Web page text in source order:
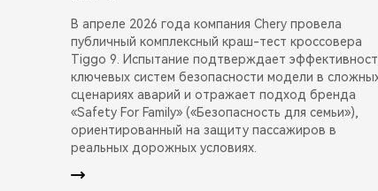
В апреле 2026 года компания Chery провела
публичный комплексный краш-тест кроссовера
Tiggo 9. Испытание подтверждает
ключевых систем безопасности модели в
сценариях аварий и отражает подход бренда
«Safety For Family» («Безопасность для семьи»),
ориентированный на защиту пассажиров в
реальных дорожных условиях.